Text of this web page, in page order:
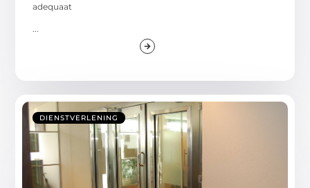
adequaat
...
DIENSTVERLENING